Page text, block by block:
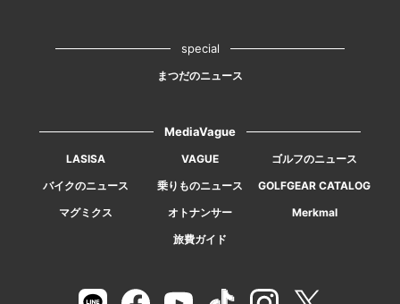
special
まつだのニュース
MediaVague
LASISA VAGUE
ゴルフのニュース
バイクのニュース
乗りものニュース
GOLFGEAR CATALOG
マグミクス
オトナンサー
Merkmal
旅費ガイド